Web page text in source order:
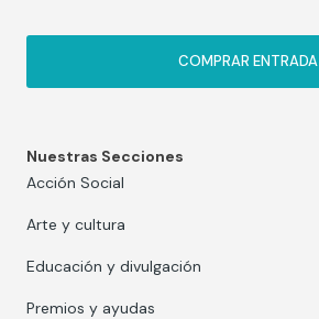
COMPRAR ENTRADA
Nuestras Secciones
Acción Social
Arte y cultura
Educación y divulgación
Premios y ayudas